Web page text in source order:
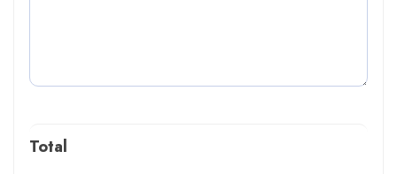
Total